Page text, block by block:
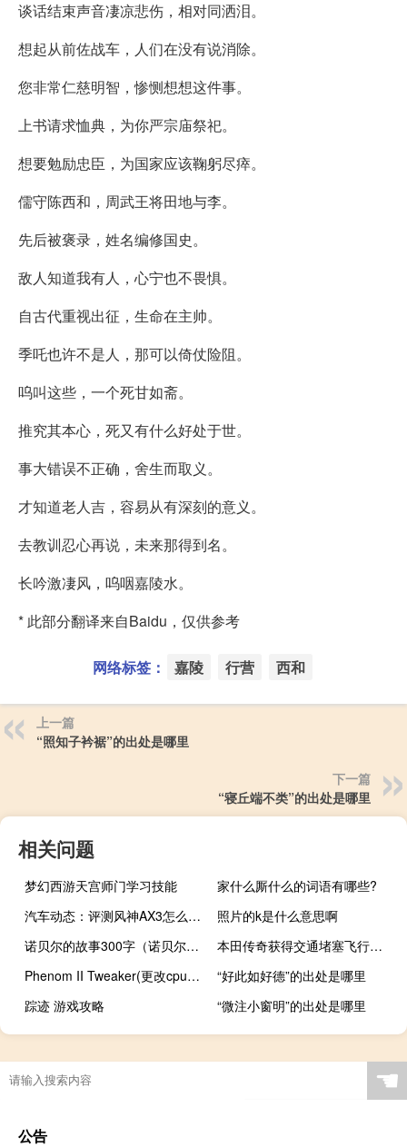
谈话结束声音凄凉悲伤，相对同洒泪。
想起从前佐战车，人们在没有说消除。
您非常仁慈明智，惨恻想想这件事。
上书请求恤典，为你严宗庙祭祀。
想要勉励忠臣，为国家应该鞠躬尽瘁。
儒守陈西和，周武王将田地与李。
先后被褒录，姓名编修国史。
敌人知道我有人，心宁也不畏惧。
自古代重视出征，生命在主帅。
季吒也许不是人，那可以倚仗险阻。
呜叫这些，一个死甘如斋。
推究其本心，死又有什么好处于世。
事大错误不正确，舍生而取义。
才知道老人吉，容易从有深刻的意义。
去教训忍心再说，未来那得到名。
长吟激凄风，呜咽嘉陵水。
* 此部分翻译来自Baidu，仅供参考
网络标签： 嘉陵 行营 西和
上一篇
“照知子衿裾”的出处是哪里
下一篇
“寝丘端不类”的出处是哪里
相关问题
梦幻西游天宫师门学习技能
家什么厮什么的词语有哪些?
汽车动态：评测风神AX3怎么样及江淮瑞风S5多少钱
照片的k是什么意思啊
诺贝尔的故事300字（诺贝尔的故事）
本田传奇获得交通堵塞飞行员与新的三级能力传感精英套件
Phenom II Tweaker(更改cpu信息) 1.1 绿色版（Phenom II Tweaker(更改cpu信息) 1.1 绿色版功能简介）
“好此如好德”的出处是哪里
踪迹 游戏攻略
“微注小窗明”的出处是哪里
☚
公告